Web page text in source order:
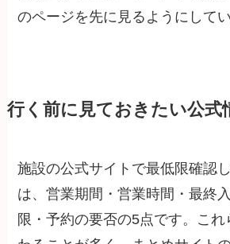
のページを先に見るようにしてい
行く前に見ておきたい公式
施設の公式サイトで最低限確認
は、営業期間・営業時間・最終
限・予約の要否の5点です。こ